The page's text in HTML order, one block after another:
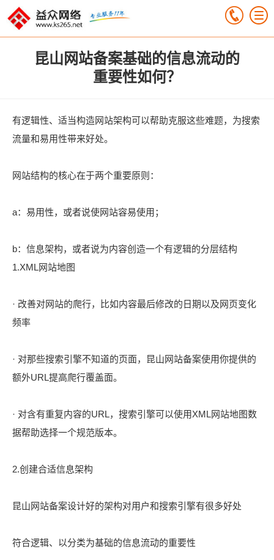
昆山网站备案基础的信息流动的
重要性如何？
有逻辑性、适当构造网站架构可以帮助克服这些难题，为搜索
流量和易用性带来好处。
网站结构的核心在于两个重要原则：
a：易用性，或者说使网站容易使用；
b：信息架构，或者说为内容创造一个有逻辑的分层结构
1.XML网站地图
· 改善对网站的爬行，比如内容最后修改的日期以及网页变化
频率
· 对那些搜索引擎不知道的页面，昆山网站备案使用你提供的
额外URL提高爬行覆盖面。
· 对含有重复内容的URL，搜索引擎可以使用XML网站地图数
据帮助选择一个规范版本。
2.创建合适信息架构
昆山网站备案设计好的架构对用户和搜索引擎有很多好处
符合逻辑、以分类为基础的信息流动的重要性